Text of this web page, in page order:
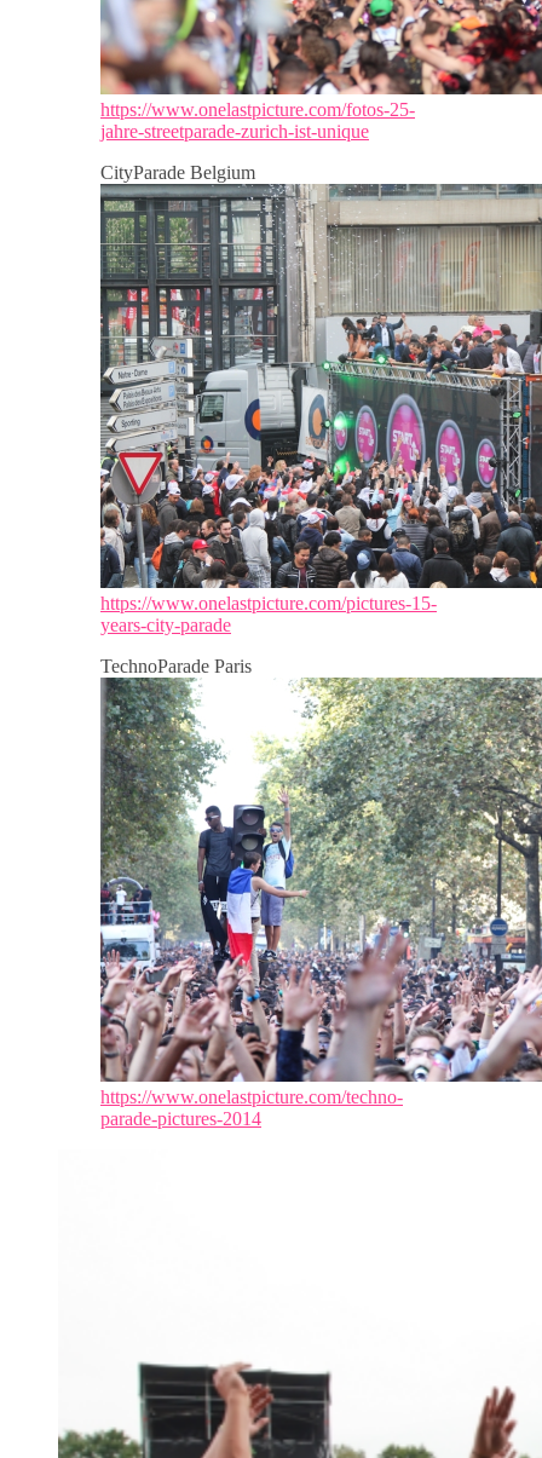
https://www.onelastpicture.com/fotos-25-
jahre-streetparade-zurich-ist-unique
CityParade Belgium
https://www.onelastpicture.com/pictures-15-
years-city-parade
TechnoParade Paris
https://www.onelastpicture.com/techno-
parade-pictures-2014